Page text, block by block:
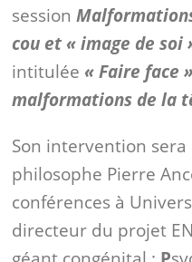
session
cou et « image de soi
intitulée« Faire face
malformations de la
Son intervention
philosophe Pierre
conférences à
directeur du projet